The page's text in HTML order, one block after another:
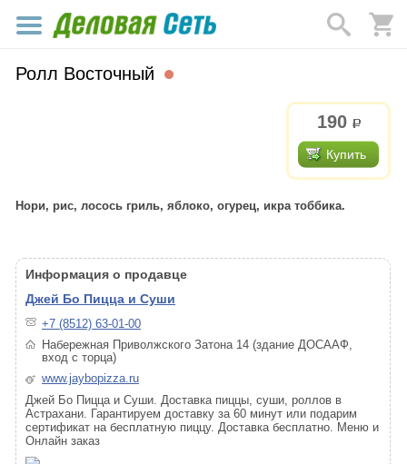
Ролл Восточный
190 р.
Купить
Нори, рис, лосось гриль, яблоко, огурец, икра тоббика.
Информация о продавце
Джей Бо Пицца и Суши
+7 (8512) 63-01-00
Набережная Приволжского Затона 14 (здание ДОСААФ,
вход с торца)
www.jaybopizza.ru
Джей Бо Пицца и Суши. Доставка пиццы, суши, роллов в
Астрахани. Гарантируем доставку за 60 минут или подарим
сертификат на бесплатную пиццу. Доставка бесплатно. Меню и
Онлайн заказ